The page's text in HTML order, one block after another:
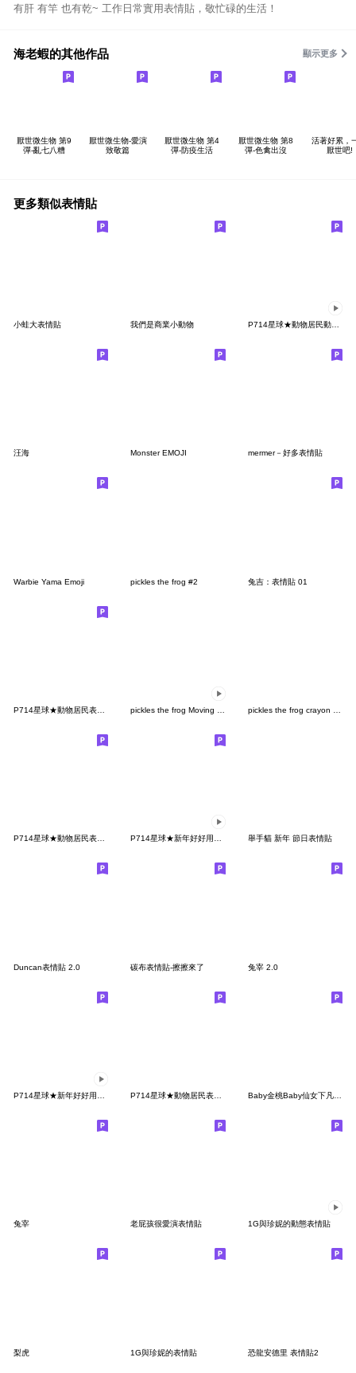
有肝 有竿 也有乾~ 工作日常實用表情貼，敬忙碌的生活！
海老蝦的其他作品 顯示更多
厭世微生物 第9
彈-亂七八糟
厭世微生物-愛演
致敬篇
厭世微生物 第4
彈-防疫生活
厭世微生物 第8
彈-色禽出沒
活著好累，
厭世吧!
更多類似表情貼
小蛙大表情貼 我們是商業小動物 P714星球★動物居民動態表情貼 1
汪海 Monster EMOJI mermer－好多表情貼
Warbie Yama Emoji pickles the frog #2 兔吉：表情貼 01
P714星球★動物居民表情貼-1 P714星球★新年好好用動態表情貼 2 舉手貓 新年 節日表情貼
Duncan表情貼 2.0 碳布表情貼-擦擦來了 兔宰 2.0
Baby金桃Baby仙女下凡表情貼
兔宰 老屁孩很愛演表情貼 1G與珍妮的動態表情貼
梨虎 1G與珍妮的表情貼 恐龍安德里 表情貼2